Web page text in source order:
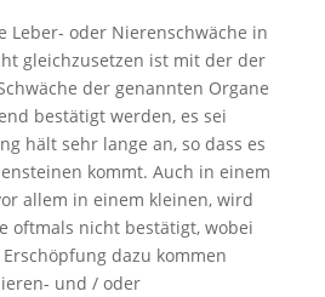
Leber- oder Nierenschwäche in
gleichzusetzen ist mit der der
der genannten Organe
bestätigt werden, es sei
hält sehr lange an, so dass es
kommt. Auch in einem
allem in einem kleinen, wird
oftmals nicht bestätigt, wobei
dazu kommen
und / oder